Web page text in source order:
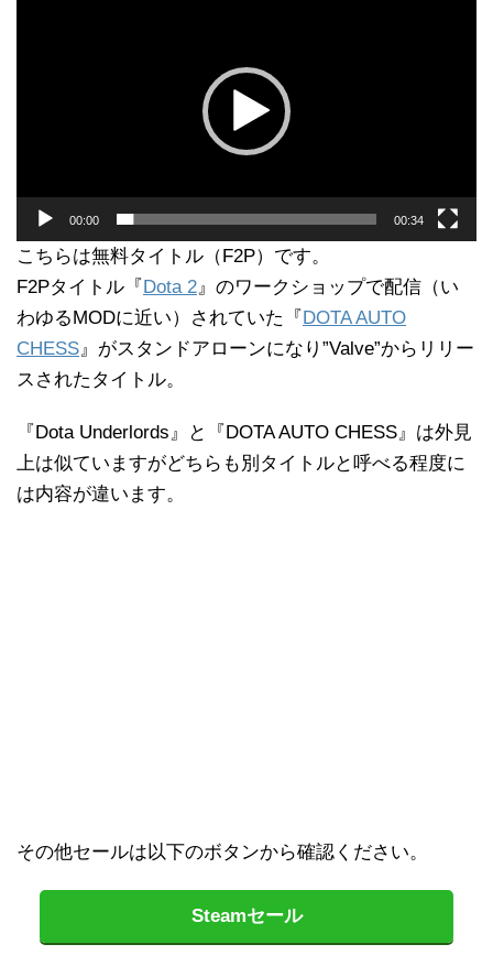
00:00 00:34
こちらは無料タイトル（F2P）です。
F2Pタイトル『Dota 2』のワークショップで配信（い
わゆるMODに近い）されていた『DOTA AUTO
CHESS』がスタンドアローンになり”Valve”からリリー
スされたタイトル。
『Dota Underlords』と『DOTA AUTO CHESS』は外見
上は似ていますがどちらも別タイトルと呼べる程度に
は内容が違います。
その他セールは以下のボタンから確認ください。
Steamセール